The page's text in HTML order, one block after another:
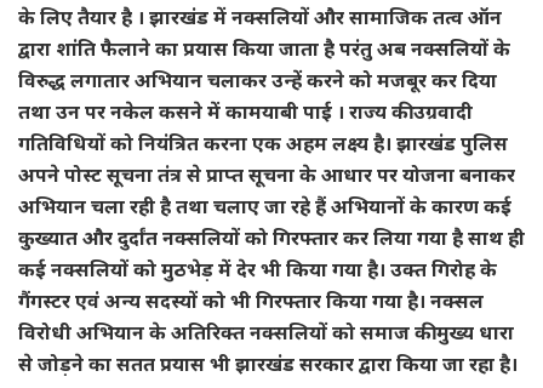
के लिए तैयार है । झारखंड में नक्सलियों और सामाजिक तत्व ऑन
द्वारा शांति फैलाने का प्रयास किया जाता है परंतु अब नक्सलियों के
विरुद्ध लगातार अभियान चलाकर उन्हें करने को मजबूर कर दिया
तथा उन पर नकेल कसने में कामयाबी पाई । राज्य की उग्रवादी
गतिविधियों को नियंत्रित करना एक अहम लक्ष्य है। झारखंड पुलिस
अपने पोस्ट सूचना तंत्र से प्राप्त सूचना के आधार पर योजना बनाकर
अभियान चला रही है तथा चलाए जा रहे हैं अभियानों के कारण कई
कुख्यात और दुर्दांत नक्सलियों को गिरफ्तार कर लिया गया है साथ ही
कई नक्सलियों को मुठभेड़ में देर भी किया गया है। उक्त गिरोह के
गैंगस्टर एवं अन्य सदस्यों को भी गिरफ्तार किया गया है। नक्सल
विरोधी अभियान के अतिरिक्त नक्सलियों को समाज की मुख्य धारा
से जोड़ने का सतत प्रयास भी झारखंड सरकार द्वारा किया जा रहा है।